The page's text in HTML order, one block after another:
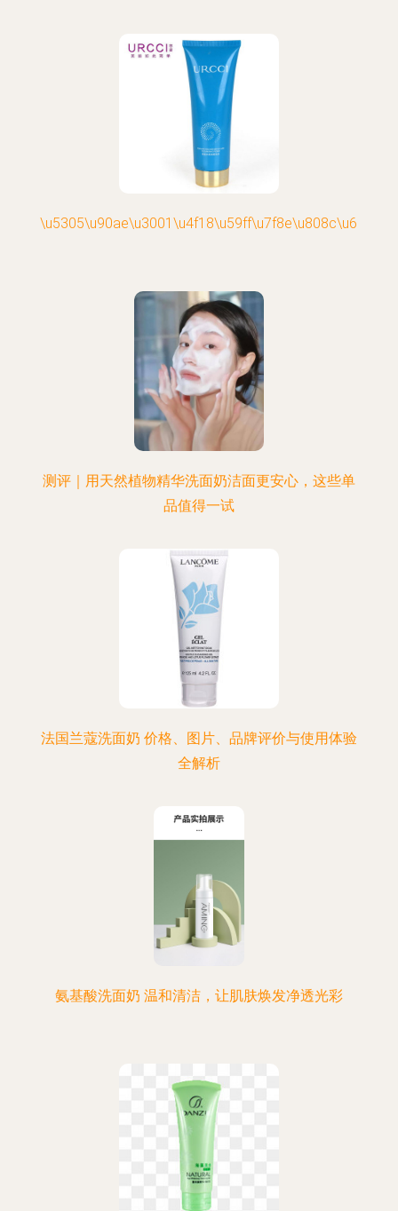
测评｜用天然植物精华洗面奶洁面更安心，这些单
品值得一试
法国兰蔻洗面奶 价格、图片、品牌评价与使用体验
全解析
氨基酸洗面奶 温和清洁，让肌肤焕发净透光彩